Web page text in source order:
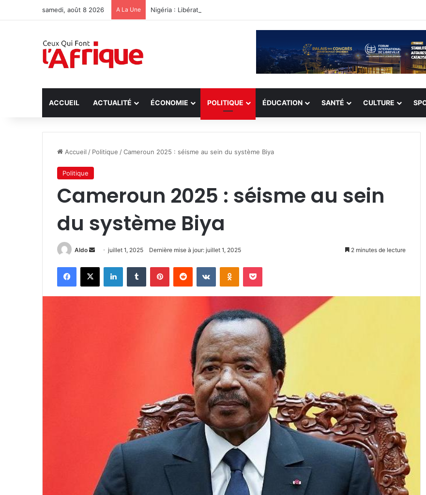
samedi, août 8 2026 A La Une Nigéria : Libération record de 308 otages, mais les enlèvements perdurent
ACCUEIL ACTUALITÉ ÉCONOMIE POLITIQUE ÉDUCATION SANTÉ CULTURE
Accueil / Politique /Cameroun 2025 : séisme au sein du système Biya
Politique
Cameroun 2025 : séisme au sein
du système Biya
Aldo
Envoyer
courriel
juillet 1, 2025 Dernière mise à jour: juillet 1, 2025 2 minutes de lecture
Facebook
X LinkedinTumblr PinterestReddit VKontakteOdnoklassniki
Pocket